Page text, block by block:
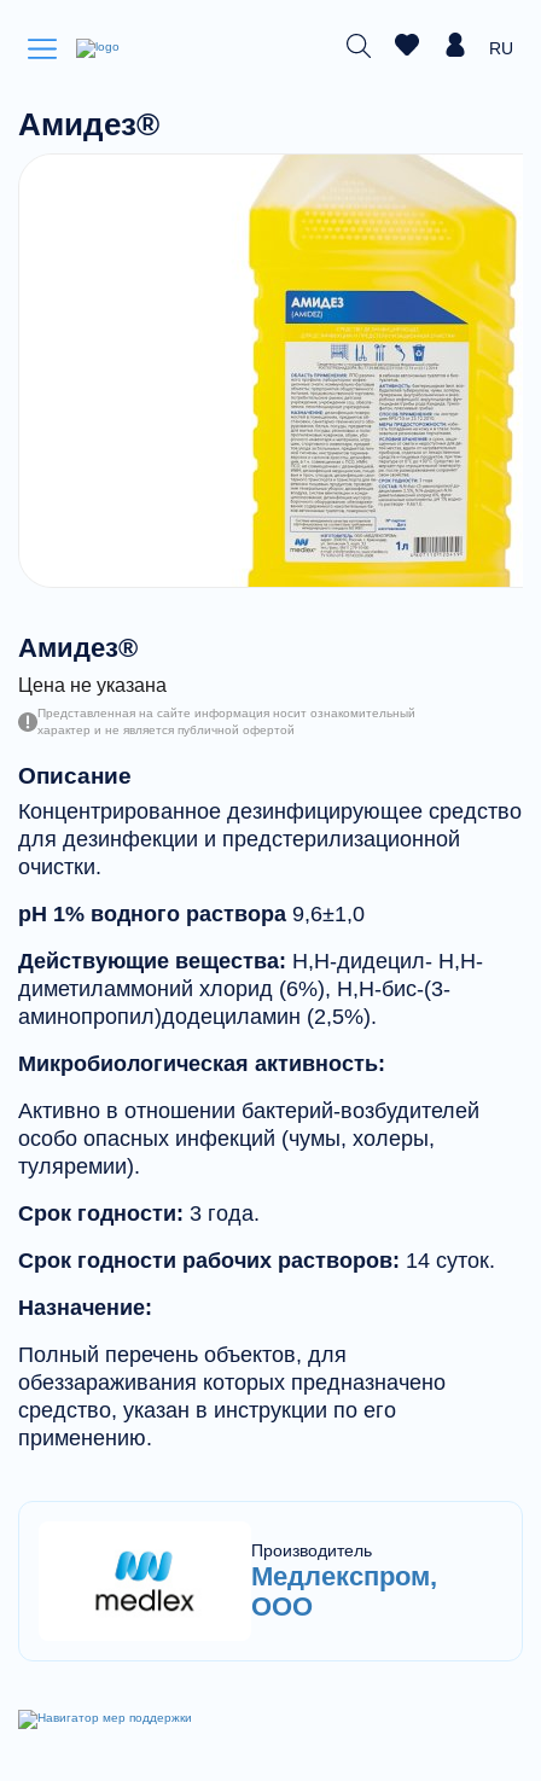
RU
Амидез®
Амидез®
Цена не указана
Представленная на сайте информация носит ознакомительный
характер и не является публичной офертой
Описание
Концентрированное дезинфицирующее средство
для дезинфекции и предстерилизационной
очистки.
pH 1% водного раствора 9,6±1,0
Действующие вещества: Н,Н-дидецил- Н,Н-
диметиламмоний хлорид (6%), Н,Н-бис-(3-
аминопропил)додециламин (2,5%).
Микробиологическая активность:
Активно в отношении бактерий-возбудителей
особо опасных инфекций (чумы, холеры,
туляремии).
Срок годности: 3 года.
Срок годности рабочих растворов: 14 суток.
Назначение:
Полный перечень объектов, для
обеззараживания которых предназначено
средство, указан в инструкции по его
применению.
Производитель
Медлекспром,
ООО